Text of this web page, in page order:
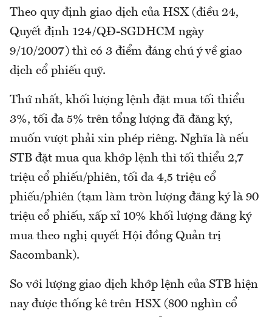
Theo quy định giao dịch của HSX (điều 24,
Quyết định 124/QĐ-SGDHCM ngày
9/10/2007) thì có 3 điểm đáng chú ý về giao
dịch cổ phiếu quỹ.
Thứ nhất, khối lượng lệnh đặt mua tối thiểu
3%, tối đa 5% trên tổng lượng đã đăng ký,
muốn vượt phải xin phép riêng. Nghĩa là nếu
STB đặt mua qua khớp lệnh thì tối thiểu 2,7
triệu cổ phiếu/phiên, tối đa 4,5 triệu cổ
phiếu/phiên (tạm làm tròn lượng đăng ký là 90
triệu cổ phiếu, xấp xỉ 10% khối lượng đăng ký
mua theo nghị quyết Hội đồng Quản trị
Sacombank).
So với lượng giao dịch khớp lệnh của STB hiện
nay được thống kê trên HSX (800 nghìn cổ